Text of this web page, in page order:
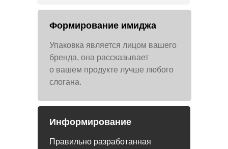
Правильно разработанная
Информирование
Упаковка является лицом вашего
бренда, она рассказывает
о вашем продукте лучше любого
слогана.
Формирование имиджа